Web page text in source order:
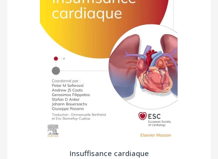
Insuffisance cardiaque